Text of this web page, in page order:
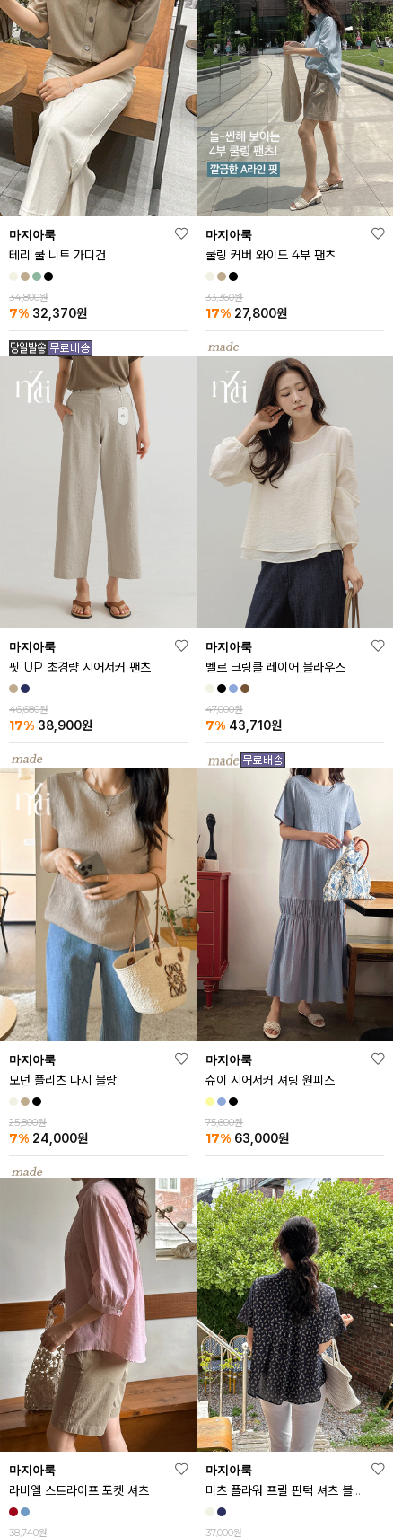
마지아룩
테리 쿨 니트 가디건
34,800원
7% 32,370원
마지아룩
쿨링 커버 와이드 4부 팬츠
33,360원
17% 27,800원
마지아룩
핏 UP 초경량 시어서커 팬츠
46,680원
17% 38,900원
마지아룩
벨르 크링클 레이어 블라우스
47,000원
7% 43,710원
마지아룩
모던 플리츠 나시 블랑
25,800원
7% 24,000원
마지아룩
슈이 시어서커 셔링 원피스
75,600원
17% 63,000원
마지아룩
라비엘 스트라이프 포켓 셔츠
38,740원
마지아룩
미츠 플라워 프릴 핀턱 셔츠 블라우스
37,000원